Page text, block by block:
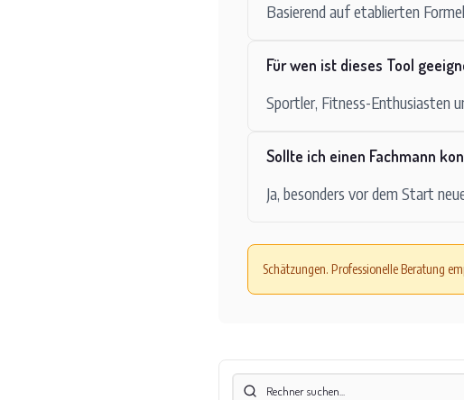
Basierend auf etablierten
Für wen ist dieses Tool
Sportler, Fitness-Enthusiasten
Sollte ich einen Fachmann
Ja, besonders vor dem Start
Schätzungen. Professionelle Beratung